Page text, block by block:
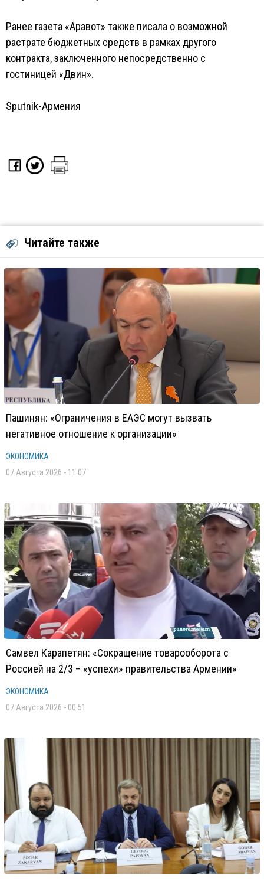
Ранее газета «Аравот» также писала о возможной
растрате бюджетных средств в рамках другого
контракта, заключенного непосредственно с
гостиницей «Двин».
Sputnik-Армения
Читайте также
Пашинян: «Ограничения в ЕАЭС могут вызвать
негативное отношение к организации»
ЭКОНОМИКА
07 Августа 2026 - 11:07
Самвел Карапетян: «Сокращение товарооборота с
Россией на 2/3 – «успехи» правительства Армении»
ЭКОНОМИКА
07 Августа 2026 - 00:51